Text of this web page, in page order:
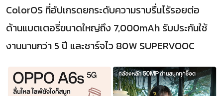
ColorOS ที่อัปเกรดยกระดับความราบรื่นไร้รอยต่อ
ด้านแบตเตอรี่ขนาดใหญ่ถึง 7,000mAh รับประกันใช้
งานนานกว่า 5 ปี และชาร์จไว 80W SUPERVOOC